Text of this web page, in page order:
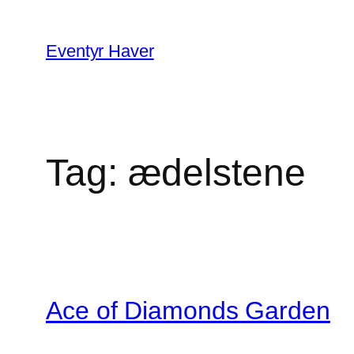
indhold
Eventyr Haver
Tag: ædelstene
Ace of Diamonds Garden